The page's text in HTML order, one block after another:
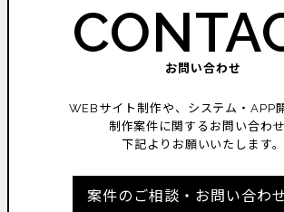
お問い合わせ
WEBサイト制作や、システム・APP
制作案件に関するお問い合わ
下記よりお願いいたします。
案件のご相談・お問い合わ